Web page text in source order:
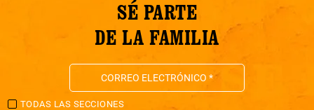
SÉ PARTE
DE LA FAMILIA
TODAS LAS SECCIONES